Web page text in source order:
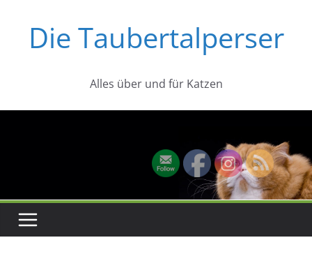
springenDie Taubertalperser
Alles über und für Katzen